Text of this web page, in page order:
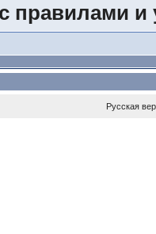
правилами
Русская